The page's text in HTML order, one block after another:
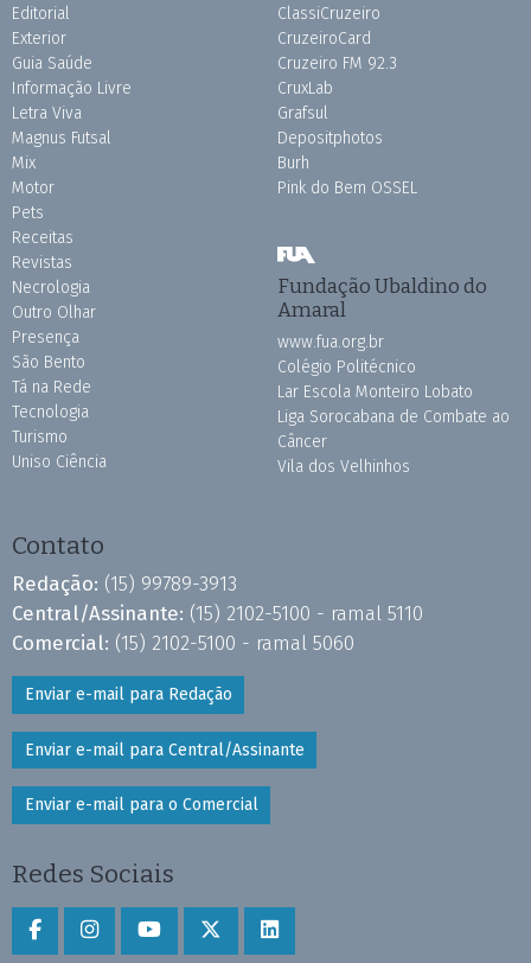
Editorial
Exterior
Guia Saúde
Informação Livre
Letra Viva
Magnus Futsal
Mix
Motor
Pets
Receitas
Revistas
Necrologia
Outro Olhar
Presença
São Bento
Tá na Rede
Tecnologia
Turismo
Uniso Ciência
ClassiCruzeiro
CruzeiroCard
Cruzeiro FM 92.3
CruxLab
Grafsul
Depositphotos
Burh
Pink do Bem OSSEL
Fundação Ubaldino do
Amaral
www.fua.org.br
Colégio Politécnico
Lar Escola Monteiro Lobato
Liga Sorocabana de Combate ao
Câncer
Vila dos Velhinhos
Contato
Redação: (15) 99789-3913
Central/Assinante: (15) 2102-5100 - ramal 5110
Comercial: (15) 2102-5100 - ramal 5060
Enviar e-mail para Redação
Enviar e-mail para Central/Assinante
Enviar e-mail para o Comercial
Redes Sociais